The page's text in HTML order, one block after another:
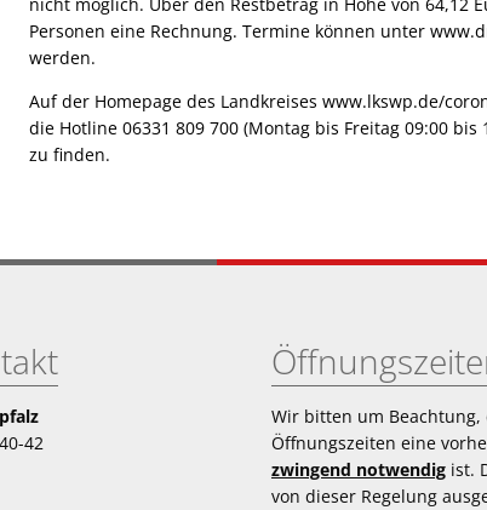
Personen eine Rechnung. Termine können unter
werden.
Auf der Homepage des Landkreises www.lkswp.de/
die Hotline 06331 809 700 (Montag bis Freitag 09:00
zu finden.
42
Wir bitten um
Öffnungszeiten eine
zwingend notwendig ist.
von dieser Regelung